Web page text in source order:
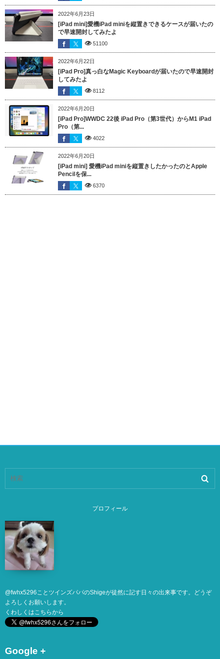
2022年6月23日
[iPad mini]愛機iPad miniを縦置きできるケースが届いたの
で早速開封してみたよ
51100
2022年6月22日
[iPad Pro]真っ白なMagic Keyboardが届いたので早速開封
してみたよ
8112
2022年6月20日
[iPad Pro]WWDC 22後 iPad Pro（第3世代）からM1 iPad
Pro（第...
4022
2022年6月20日
[iPad mini] 愛機iPad miniを縦置きしたかったのとApple
Pencilを保...
6370
プロフィール
@fwhx5296ことツインズパパのShigeが徒然に記す日々の出来事です。どうぞ
よろしくお願いします。
くわしくはこちらから
Google +